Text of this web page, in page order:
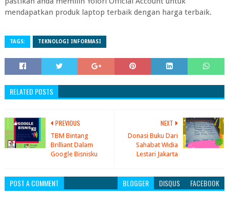
mendapatkan produk laptop terbaik dengan harga terbaik.
TAGS: TEKNOLOGI INFORMASI
RELATED POSTS
NEXT
Donasi Buku Dari
Sahabat Widia
Lestari Jakarta
PREVIOUS
TBM Bintang
Brilliant Dalam
Google Bisnisku
POST A COMMENT BLOGGER DISQUS FACEBOOK